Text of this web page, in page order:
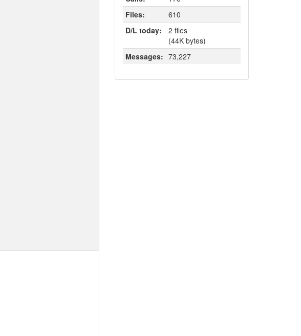
Files:
610
D/L today:
2 files
(44K bytes)
Messages: 73,227